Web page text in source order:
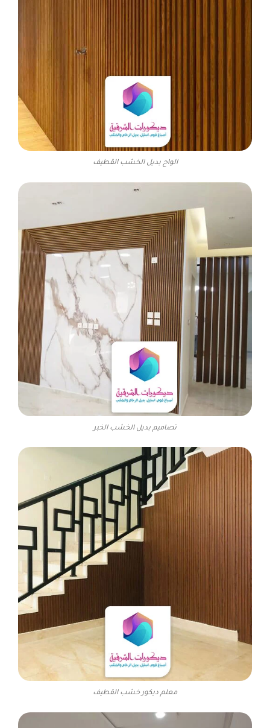
الواح بديل الخشب القطيف
تصاميم بديل الخشب الخبر
معلم ديكور خشب القطيف